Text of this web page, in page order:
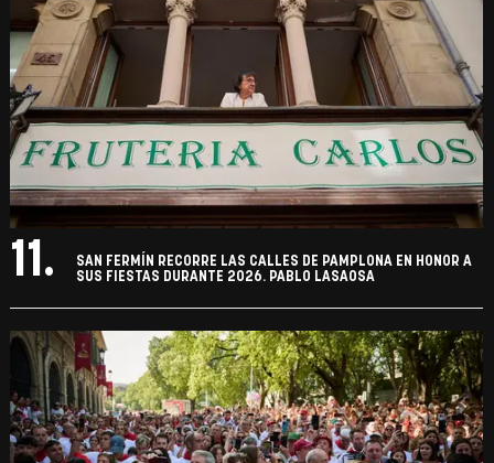
11.
SAN FERMÍN RECORRE LAS CALLES DE PAMPLONA EN HONOR A
SUS FIESTAS DURANTE 2026. PABLO LASAOSA